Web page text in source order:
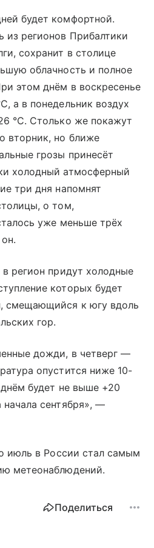
будет комфортной.
из регионов Прибалтики
сохранит в столице
облачность и полное
этом днём в воскресенье
а в понедельник воздух
°C. Столько же покажут
вторник, но ближе
грозы принесёт
холодный атмосферный
три дня напомнят
о том,
уже меньше трёх
регион придут холодные
которых будет
смещающийся к югу вдоль
гор.
дожди, в четверг —
опустится ниже 10-
будет не выше +20
сентября», —
июль в России стал самым
метеонаблюдений.
Поделиться